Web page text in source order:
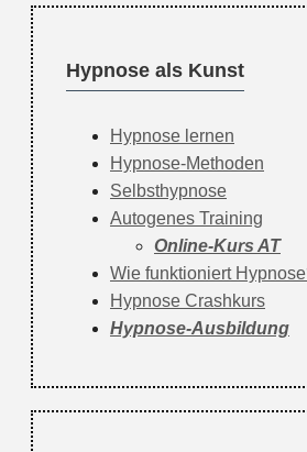
Hypnose als Kunst
Hypnose lernen
Hypnose-Methoden
Selbsthypnose
Autogenes Training
Online-Kurs AT
Wie funktioniert
Hypnose Crashkurs
Hypnose-Ausbildung